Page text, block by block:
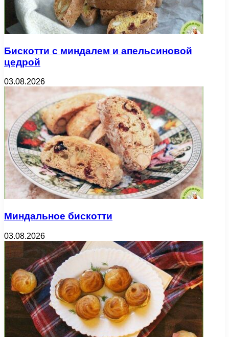
Бискотти с миндалем и апельсиновой
цедрой
03.08.2026
Миндальное бискотти
03.08.2026